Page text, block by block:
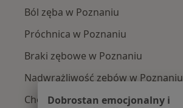
Ból zęba w Poznaniu
Próchnica w Poznaniu
Braki zębowe w Poznaniu
Nadwrażliwość zębów w Poznaniu
Choroby miazgi w Poznaniu
Dobrostan emocjonalny i